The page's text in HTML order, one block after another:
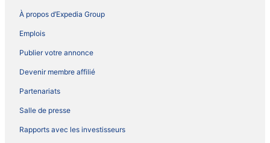
À propos d’Expedia Group
Emplois
Publier votre annonce
Devenir membre affilié
Partenariats
Salle de presse
Rapports avec les investisseurs